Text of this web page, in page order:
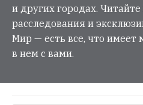
и других городах.
расследования и
Мир — есть все, что имеет
в нем с вами.